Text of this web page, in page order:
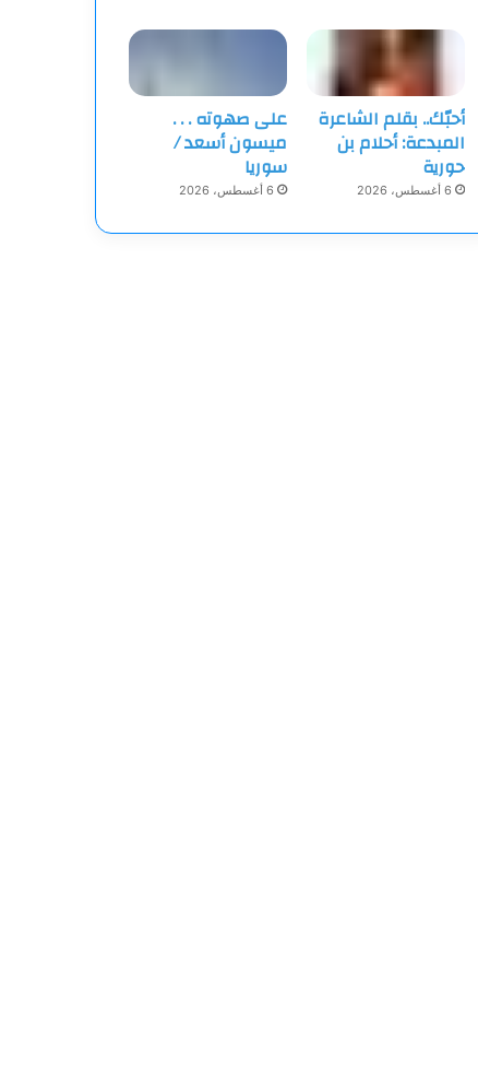
أحبّك.. بقلم الشاعرة
المبدعة: أحلام بن
حورية
6 أغسطس، 2026
على صهوته . . .
ميسون أسعد /
سوريا
6 أغسطس، 2026